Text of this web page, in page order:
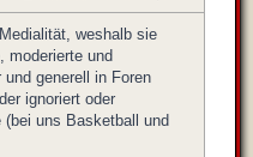
weshalb sie
moderierte und
generell in Foren
ignoriert oder
uns Basketball und